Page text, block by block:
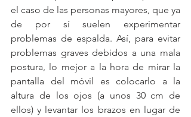
el caso de las personas mayores, que ya
de por sí suelen experimentar
problemas de espalda. Así, para evitar
problemas graves debidos a una mala
postura, lo mejor a la hora de mirar la
pantalla del móvil es colocarlo a la
altura de los ojos (a unos 30 cm de
ellos) y levantar los brazos en lugar de